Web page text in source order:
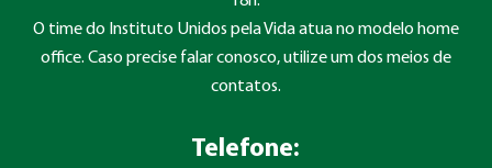
O time do Instituto Unidos pela Vida atua no modelo home
office. Caso precise falar conosco, utilize um dos meios de
contatos.
Telefone: